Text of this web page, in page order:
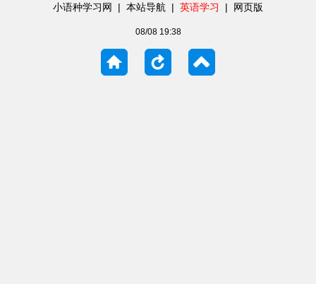
小语种学习网 | 本站导航 | 英语学习 | 网页版
08/08 19:38